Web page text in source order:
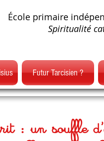
École primaire
Spiritualité
Futur Tarcisien ?
: un souffle